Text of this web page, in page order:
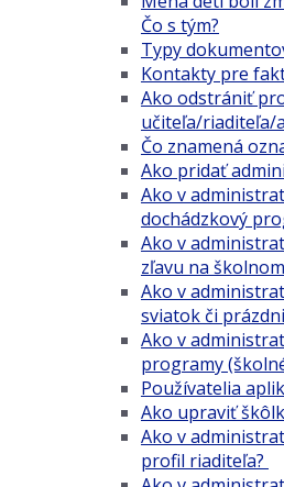
Čo s tým?
Typy
Kontakty pre
Ako odstrániť
učiteľa/riaditeľa/
Čo znamená
Ako pridať
Ako v
dochádzkový
Ako v
zľavu na školnom
Ako v
sviatok či
Ako v
programy
Používatelia
Ako upraviť
Ako v
profil riaditeľa?